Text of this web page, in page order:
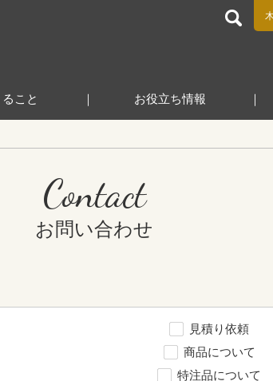
容器と業務用店舗用品の総合商社 木村容器株式会
こと お役立ち情報
Contact
お問い合わせ
見積り依頼
商品について
特注品について